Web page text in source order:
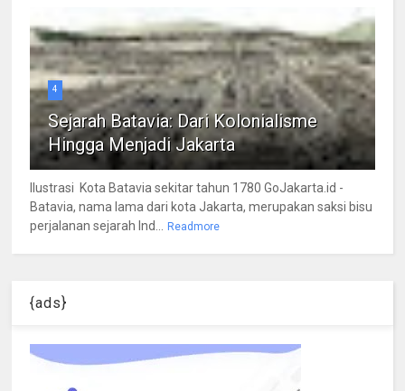
4
Sejarah Batavia: Dari Kolonialisme
Hingga Menjadi Jakarta
Ilustrasi Kota Batavia sekitar tahun 1780 GoJakarta.id -
Batavia, nama lama dari kota Jakarta, merupakan saksi bisu
perjalanan sejarah Ind... Readmore
{ads}